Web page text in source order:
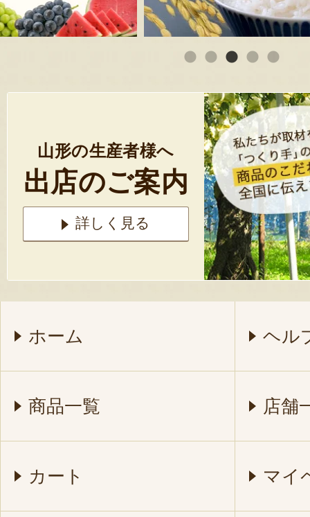
山形の生産者様へ
出店のご案内
詳しく見る
ホーム ヘル
商品一覧 店舗
カート マイ